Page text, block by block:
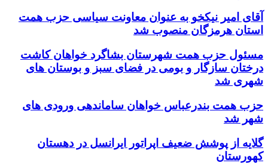
آقای امیر نیکخو به عنوان معاونت سیاسی حزب همت
استان هرمزگان منصوب شد
مسئول حزب همت شهرستان بشاگرد خواهان کاشت
درختان سازگار و بومی در فضای سبز و بوستان های
شهری شد
حزب همت بندرعباس خواهان ساماندهی ورودی های
شهر شد
گلایه از پوشش ضعیف اپراتور ایرانسل در دهستان
کهورستان